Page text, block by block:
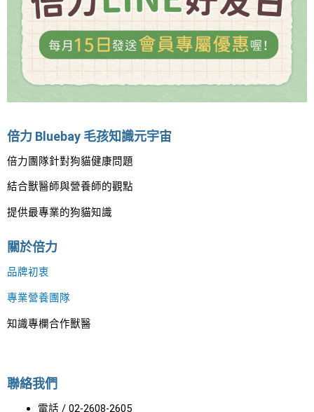
辨
認
食
物
到
有
沒
有
受
潮！
倍力 Bluebay 毛孩知識元宇宙
倍力團隊針對狗貓健康問題
結合獸醫師與營養師的觀點
提供最專業的狗貓知識
關於倍力
品牌初衷
專業營養團隊
知識專欄合作獸醫
聯絡我們
電話 / 02-2608-2605